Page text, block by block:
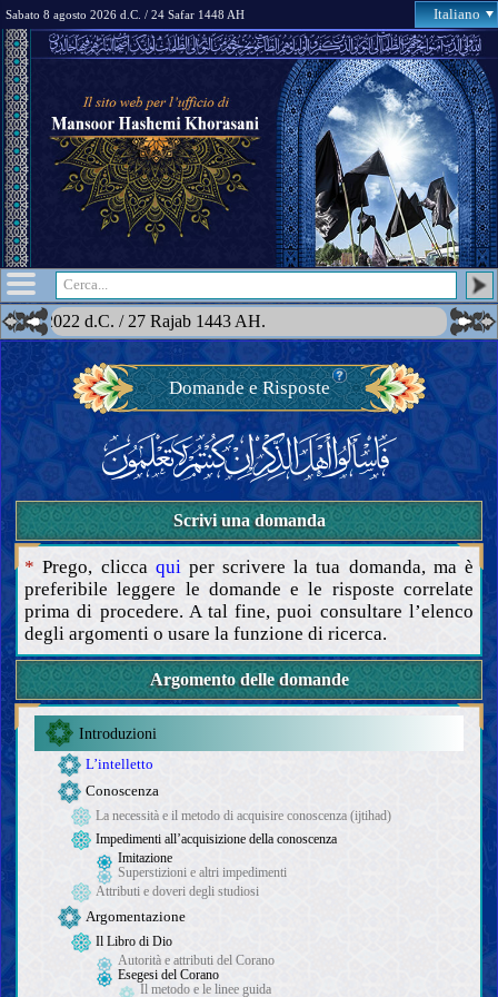
Sabato 8 agosto 2026 d.C. / 24 Safar 1448 AH Italiano
2022 d.C. / 27 Rajab 1443 AH.
Domande e Risposte
Scrivi una domanda
* Prego, clicca qui per scrivere la tua domanda, ma è
preferibile leggere le domande e le risposte correlate
prima di procedere. A tal fine, puoi consultare l’elenco
degli argomenti o usare la funzione di ricerca.
Argomento delle domande
Introduzioni
L’intelletto
Conoscenza
La necessità e il metodo di acquisire conoscenza (ijtihad)
Impedimenti all’acquisizione della conoscenza
Imitazione
Superstizioni e altri impedimenti
Attributi e doveri degli studiosi
Argomentazione
Il Libro di Dio
Autorità e attributi del Corano
Esegesi del Corano
Il metodo e le linee guida